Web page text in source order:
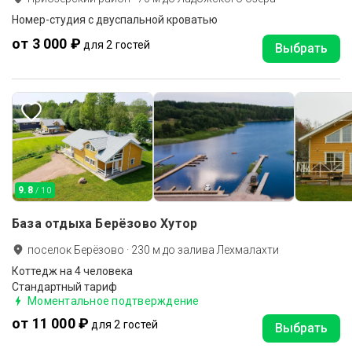
Номер-студия с двуспальной кроватью
от 3 000 ₽ для 2 гостей Выбрать
9.8 / 10
База отдыха Берёзово Хутор
поселок Берёзово · 230 м до залива Лехмалахти
Коттедж на 4 человека
Стандартный тариф
Моментальное подтверждение
от 11 000 ₽ для 2 гостей Выбрать